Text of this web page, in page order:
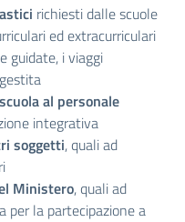
richiesti dalle scuole
ed extracurriculari
guidate, i viaggi
al personale
integrativa
soggetti, quali ad
Ministero, quali ad
per la partecipazione a